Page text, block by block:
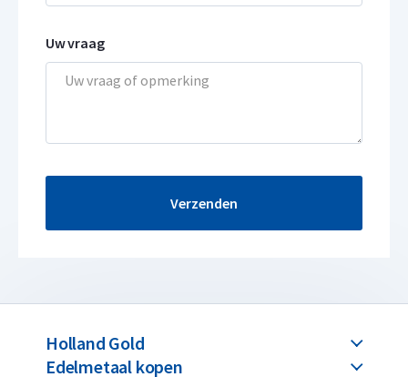
Uw vraag
Verzenden
Holland Gold
Edelmetaal kopen